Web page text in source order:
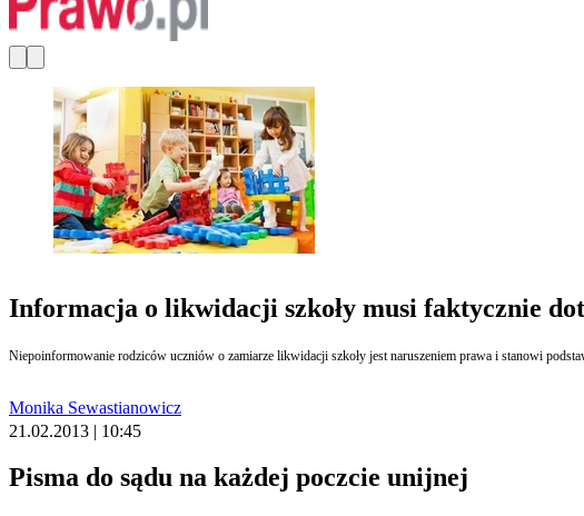
Informacja o likwidacji szkoły musi faktycznie
Niepoinformowanie rodziców uczniów o zamiarze likwidacji szkoły jest naruszeniem prawa i stanowi
Monika Sewastianowicz
21.02.2013 | 10:45
Pisma do sądu na każdej poczcie unijnej